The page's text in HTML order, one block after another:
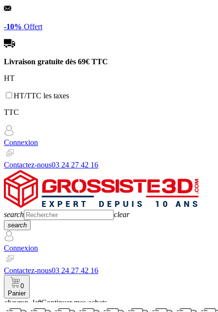
Panneau de gestion des cookies
-10% Offert
Livraison gratuite dès 69€ TTC
HT
HT/TTC les taxes
TTC
Connexion
Contactez-nous03 24 27 42 16
search clear
search
Connexion
Contactez-nous03 24 27 42 16
0
Panier
chevron_leftContinuer mes achats